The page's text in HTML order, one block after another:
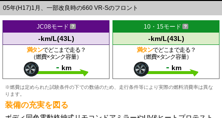
05年(H17)1月、一部改良時の660 VR-Sのフロント
JC08モード
-km/L(43L)
満タンでどこまで走る？
（燃費×タンク容量）
- km
10・15モード
-km/L(43L)
満タンでどこまで走る？
（燃費×タンク容量）
- km
※燃費は定められた試験条件の下での数値のため、走行条件等により実際の燃料消費率は異な
ります。
装備の充実を図る